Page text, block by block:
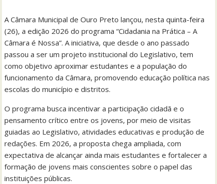
A Câmara Municipal de Ouro Preto lançou, nesta quinta-feira
(26), a edição 2026 do programa “Cidadania na Prática – A
Câmara é Nossa”. A iniciativa, que desde o ano passado
passou a ser um projeto institucional do Legislativo, tem
como objetivo aproximar estudantes e a população do
funcionamento da Câmara, promovendo educação política nas
escolas do município e distritos.
O programa busca incentivar a participação cidadã e o
pensamento crítico entre os jovens, por meio de visitas
guiadas ao Legislativo, atividades educativas e produção de
redações. Em 2026, a proposta chega ampliada, com
expectativa de alcançar ainda mais estudantes e fortalecer a
formação de jovens mais conscientes sobre o papel das
instituições públicas.